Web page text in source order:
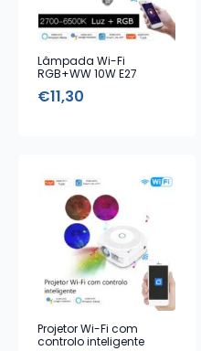
Lâmpada Wi-Fi
RGB+WW 10W E27
€11,30
Projetor Wi-Fi com
controlo inteligente